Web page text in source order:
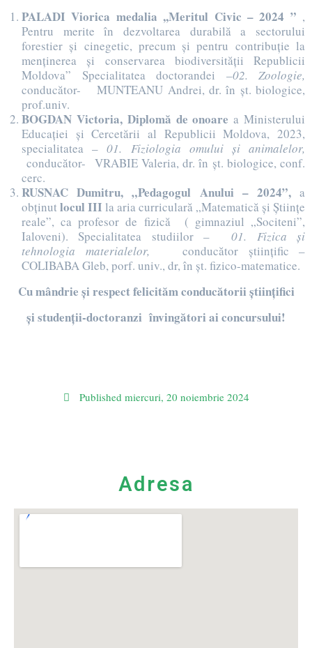
PALADI Viorica medalia ,,Meritul Civic – 2024 ” ,
Pentru merite în dezvoltarea durabilă a sectorului
forestier și cinegetic, precum și pentru contribuție la
menținerea și conservarea biodiversității Republicii
Moldova” Specialitatea doctorandei –02. Zoologie,
conducător- MUNTEANU Andrei, dr. în șt. biologice,
prof.univ.
BOGDAN Victoria, Diplomă de onoare a Ministerului
Educației și Cercetării al Republicii Moldova, 2023,
specialitatea –01. Fiziologia omului și animalelor,
conducător-
VRABIE Valeria, dr. în șt. biologice, conf.
cerc.
RUSNAC Dumitru, „Pedagogul Anului – 2024”,a
obținut locul III la aria curriculară „Matematică și Științe
reale”, ca profesor de fizică ( gimnaziul „Sociteni”,
Ialoveni). Specialitatea studiilor –01. Fizica și
tehnologia materialelor, conducător științific –
COLIBABA Gleb, porf. univ., dr, în șt. fizico-matematice.
Cu mândrie și respect felicităm conducătorii științifici
și studenții-doctoranzi învingători ai concursului!
Published miercuri, 20 noiembrie 2024
Adresa